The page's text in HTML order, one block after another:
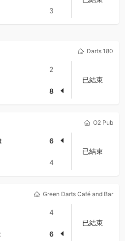
3
Darts 180
2
8
已結束
O2 Pub
6
4
已結束
Green Darts Café and Bar
4
6
已結束